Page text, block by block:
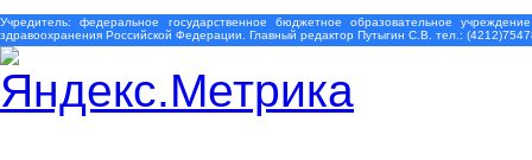
Учредитель: федеральное государственное бюджетное образовательное
здравоохранения Российской Федерации. Главный редактор Путыгин С.В. тел.: